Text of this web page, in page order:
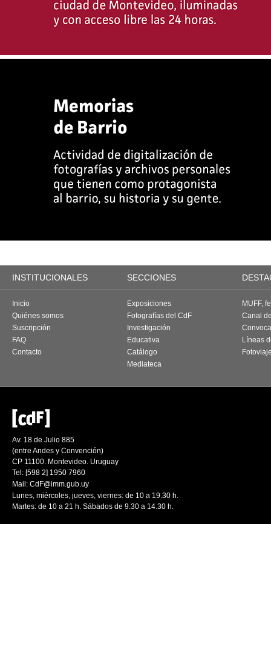
INSTITUCIONALES SECCIONES
Inicio
Quiénes somos
Suscripción
FAQ
Contacto
Exposiciones
Fotografías del CdF
Investigación
Educativa
Catálogo
Mediateca
MUFF,
Canal
Líneas
Av. 18 de Julio 885
(entre Andes y Convención)
CP 11100. Montevideo. Uruguay
Tel: [598 2] 1950 7960
Mail: CdF@imm.gub.uy
Lunes, miércoles, jueves, viernes: de 10 a 19.30 h.
Martes: de 10 a 21 h. Sábados de 9.30 a 14.30 h.